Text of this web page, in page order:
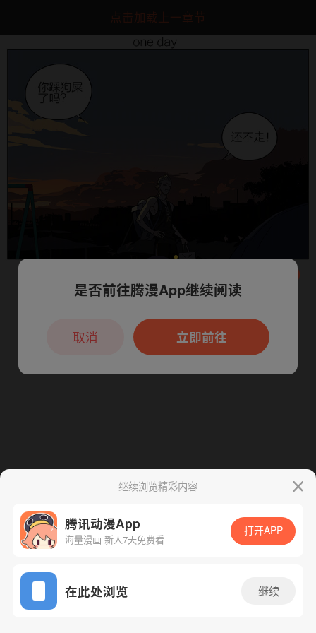
点击加载上一章节
App免费看
下一话 腾漫App免费看
继续浏览精彩内容
腾讯动漫App
海量漫画 新人7天免费看
打开APP
在此处浏览 继续
本章节仅支持App阅读，可打开App新用
户7天免费看
是否前往腾漫App继续阅读
立即前往
取消